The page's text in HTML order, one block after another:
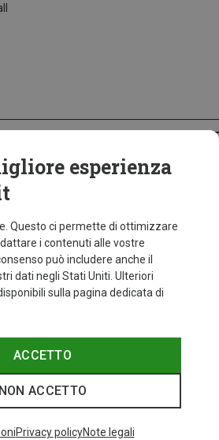
esperienza
Questo ci permette di ottimizzare
i contenuti alle vostre
può includere anche il
dati negli Stati Uniti. Ulteriori
sulla pagina dedicata di
ACCETTO
NON ACCETTO
Privacy policyNote legali